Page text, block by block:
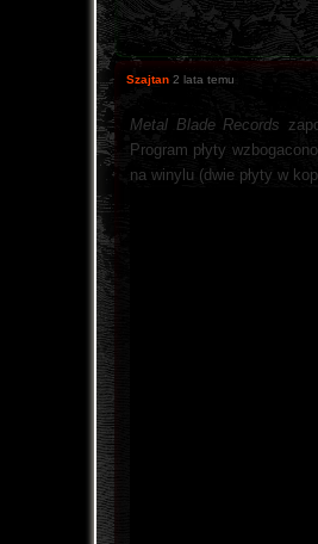
Szajtan 2 lata temu
Metal Blade Records
Program płyty
na winylu (dwie płyty w